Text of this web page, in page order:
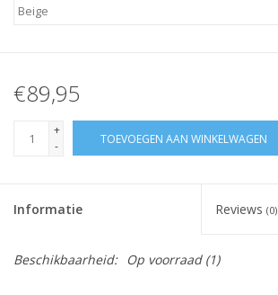
€89,95
+
-
TOEVOEGEN AAN WINKELWAGEN
Informatie Reviews (0)
Beschikbaarheid: Op voorraad(1)